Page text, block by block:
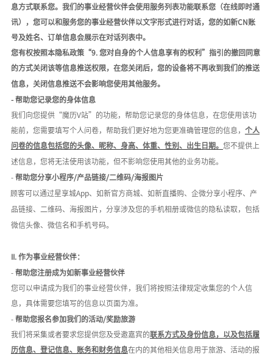
息方式联系您。我们的事业经营伙伴会使用服务列表功能联系您（在线即时通
讯） ，您可以和服务您的事业经营伙伴以文字形式进行对话，您的如新CN账
号及姓名、订单信息会展示在对话列表中。
您有权按照本隐私政策“9. 您对自身的个人信息享有的权利”指引的撤回同意
的方式关闭该等信息推送权限，在您关闭后，您的设备将不再收到我们的推送
信息，关闭信息推送不会影响您使用其他服务。
- 帮助您记录您的身体信息
我们向您提供“魔历V站”的功能，帮助您记录您的身体信息，在您使用该功
能前，您需要填写个人问卷，帮助我们更好地为您更准确管理您的信息， 个人
问卷的信息包括您的头像、昵称、身高、体重、性别、出生日期。 您不提供上
述信息，您将无法使用该功能，但不影响您使用其他的业务功能。
- 帮助您分享小程序/产品链接/二维码/海报图片
顾客可以通过星享城App、如新官方商城、如新直播购、企微分享小程序、产
品链接、二维码、海报图片，分享涉及您的手机相册或微信的隐私读取，包括
微信头像、微信名和手机号码。
II. 作为事业经营伙伴：
- 帮助您注册成为如新事业经营伙伴
您可以申请成为我们的事业经营伙伴，我们将按照法律规定收集您的个人信
息，具体需要您填写的信息以页面为准。
- 帮助您报名参加我们的活动/奖励旅游
我们将采集或者要求您提供您及受邀嘉宾的联系方式及身份信息，以及包括履
历信息、登记信息、账务和财务信息在内的其他相关信息用于旅游、活动的报